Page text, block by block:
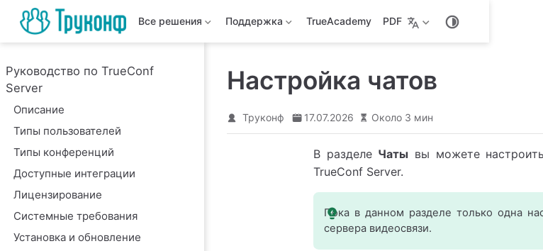
Все решения Поддержка TrueAcademy PDF
Руководство по TrueConf
Server
Описание
Типы пользователей
Типы конференций
Доступные интеграции
Лицензирование
Системные требования
Установка и обновление
Настройка чатов
Труконф 17.07.2026 Около 3 мин
В разделе Чаты вы можете
TrueConf Server.
Пока в данном разделе только одна
сервера видеосвязи.